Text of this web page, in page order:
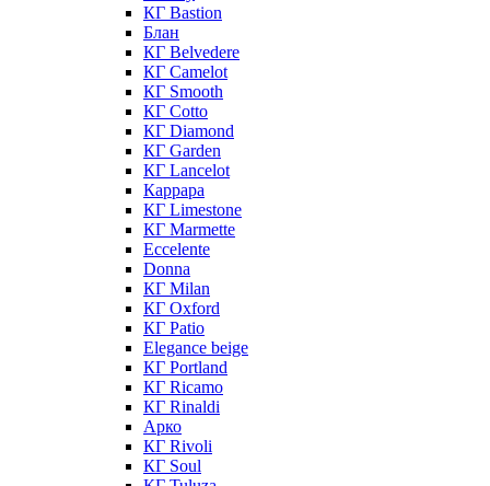
КГ Bastion
Блан
КГ Belvedere
КГ Camelot
КГ Smooth
КГ Cotto
КГ Diamond
КГ Garden
КГ Lancelot
Каррара
КГ Limestone
КГ Marmette
Eccelente
Donna
КГ Milan
КГ Oxford
КГ Patio
Elegance beige
КГ Portland
КГ Ricamo
КГ Rinaldi
Арко
КГ Rivoli
КГ Soul